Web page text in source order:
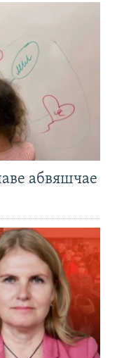
абвяшчае